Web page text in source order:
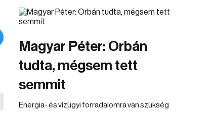
Magyar Péter: Orbán
tudta, mégsem tett
semmit
Energia- és vízügyi forradalomra van szükség